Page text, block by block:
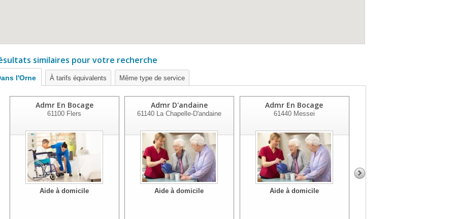
similaires pour votre recherche
l'Orne À tarifs équivalents Même type de service
Admr En Bocage
61100 Flers
Aide à domicile
Admr D'andaine
61140La Chapelle-D'andaine
Aide à domicile
Admr En Bocage
61440Messei
Aide à domicile